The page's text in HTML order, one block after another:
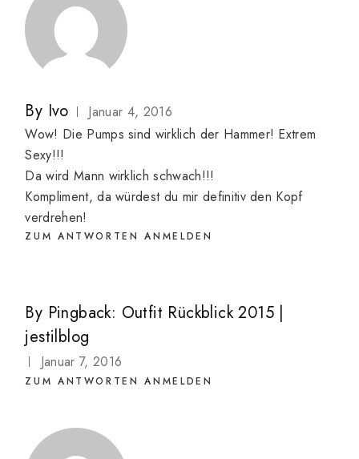
By Ivo
Januar 4, 2016
Wow! Die Pumps sind wirklich der Hammer! Extrem
Sexy!!!
Da wird Mann wirklich schwach!!!
Kompliment, da würdest du mir definitiv den Kopf
verdrehen!
ZUM ANTWORTEN ANMELDEN
By Pingback: Outfit Rückblick 2015 |
jestilblog
Januar 7, 2016
ZUM ANTWORTEN ANMELDEN